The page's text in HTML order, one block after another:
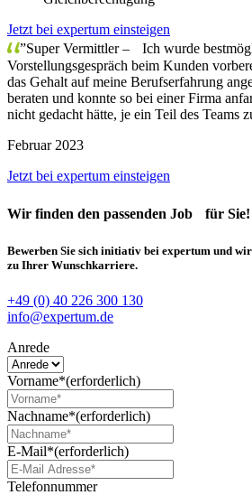
Jetzt bei expertum einsteigen
”Super Vermittler – Ich wurde
Vorstellungsgespräch beim Kunden
das Gehalt auf meine Berufserfahrung
beraten und konnte so bei einer Firma
nicht gedacht hätte, je ein Teil des Teams
Februar 2023
Jetzt bei expertum einsteigen
Wir finden den passenden Job für Sie!
Bewerben Sie sich initiativ bei expertum und
zu Ihrer Wunschkarriere.
+49 (0) 40 226 300 130
info@expertum.de
Anrede
Vorname*(erforderlich)
Nachname*(erforderlich)
E-Mail*(erforderlich)
Telefonnummer